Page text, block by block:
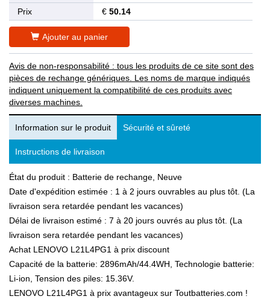
Prix
€ 50.14
Ajouter au panier
Avis de non-responsabilité : tous les produits de ce site sont des
pièces de rechange génériques. Les noms de marque indiqués
indiquent uniquement la compatibilité de ces produits avec
diverses machines.
Information sur le produit Sécurité et sûreté
Instructions de livraison
État du produit : Batterie de rechange, Neuve
Date d'expédition estimée : 1 à 2 jours ouvrables au plus tôt. (La
livraison sera retardée pendant les vacances)
Délai de livraison estimé : 7 à 20 jours ouvrés au plus tôt. (La
livraison sera retardée pendant les vacances)
Achat LENOVO L21L4PG1 à prix discount
Capacité de la batterie: 2896mAh/44.4WH, Technologie batterie:
Li-ion, Tension des piles: 15.36V.
LENOVO L21L4PG1 à prix avantageux sur Toutbatteries.com !